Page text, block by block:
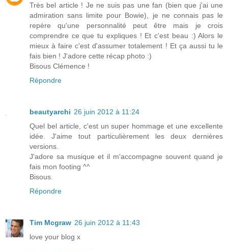
Très bel article ! Je ne suis pas une fan (bien que j'ai une
admiration sans limite pour Bowie), je ne connais pas le
repère qu'une personnalité peut être mais je crois
comprendre ce que tu expliques ! Et c'est beau :) Alors le
mieux à faire c'est d'assumer totalement ! Et ça aussi tu le
fais bien ! J'adore cette récap photo :)
Bisous Clémence !
Répondre
beautyarchi 26 juin 2012 à 11:24
Quel bel article, c'est un super hommage et une excellente
idée. J'aime tout particulièrement les deux dernières
versions.
J'adore sa musique et il m'accompagne souvent quand je
fais mon footing ^^
Bisous.
Répondre
Tim Mcgraw 26 juin 2012 à 11:43
love your blog x